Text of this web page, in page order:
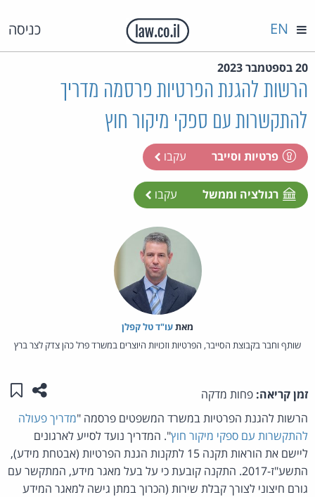
כניסה EN
20 בספטמבר 2023
הרשות להגנת הפרטיות פרסמה מדריך
להתקשרות עם ספקי מיקור חוץ
פרטיות וסייבר עקבו
רגולציה וממשל עקבו
מאת‏עו"ד טל קפלן
שותף וחבר בקבוצת הסייבר, הפרטיות וזכויות היוצרים במשרד פרל כהן צדק לצר ברץ
זמן קריאה: פחות מדקה שתפו
הרשות להגנת הפרטיות במשרד המשפטים פרסמה "מדריך פעולה
להתקשרות עם ספקי מיקור חוץ". המדריך נועד לסייע לארגונים
ליישם את הוראות תקנה 15 לתקנות הגנת הפרטיות (אבטחת מידע),
התשע"ז-2017. התקנה קובעת כי על בעל מאגר מידע, המתקשר עם
גורם חיצוני לצורך קבלת שירות (הכרוך במתן גישה למאגר המידע